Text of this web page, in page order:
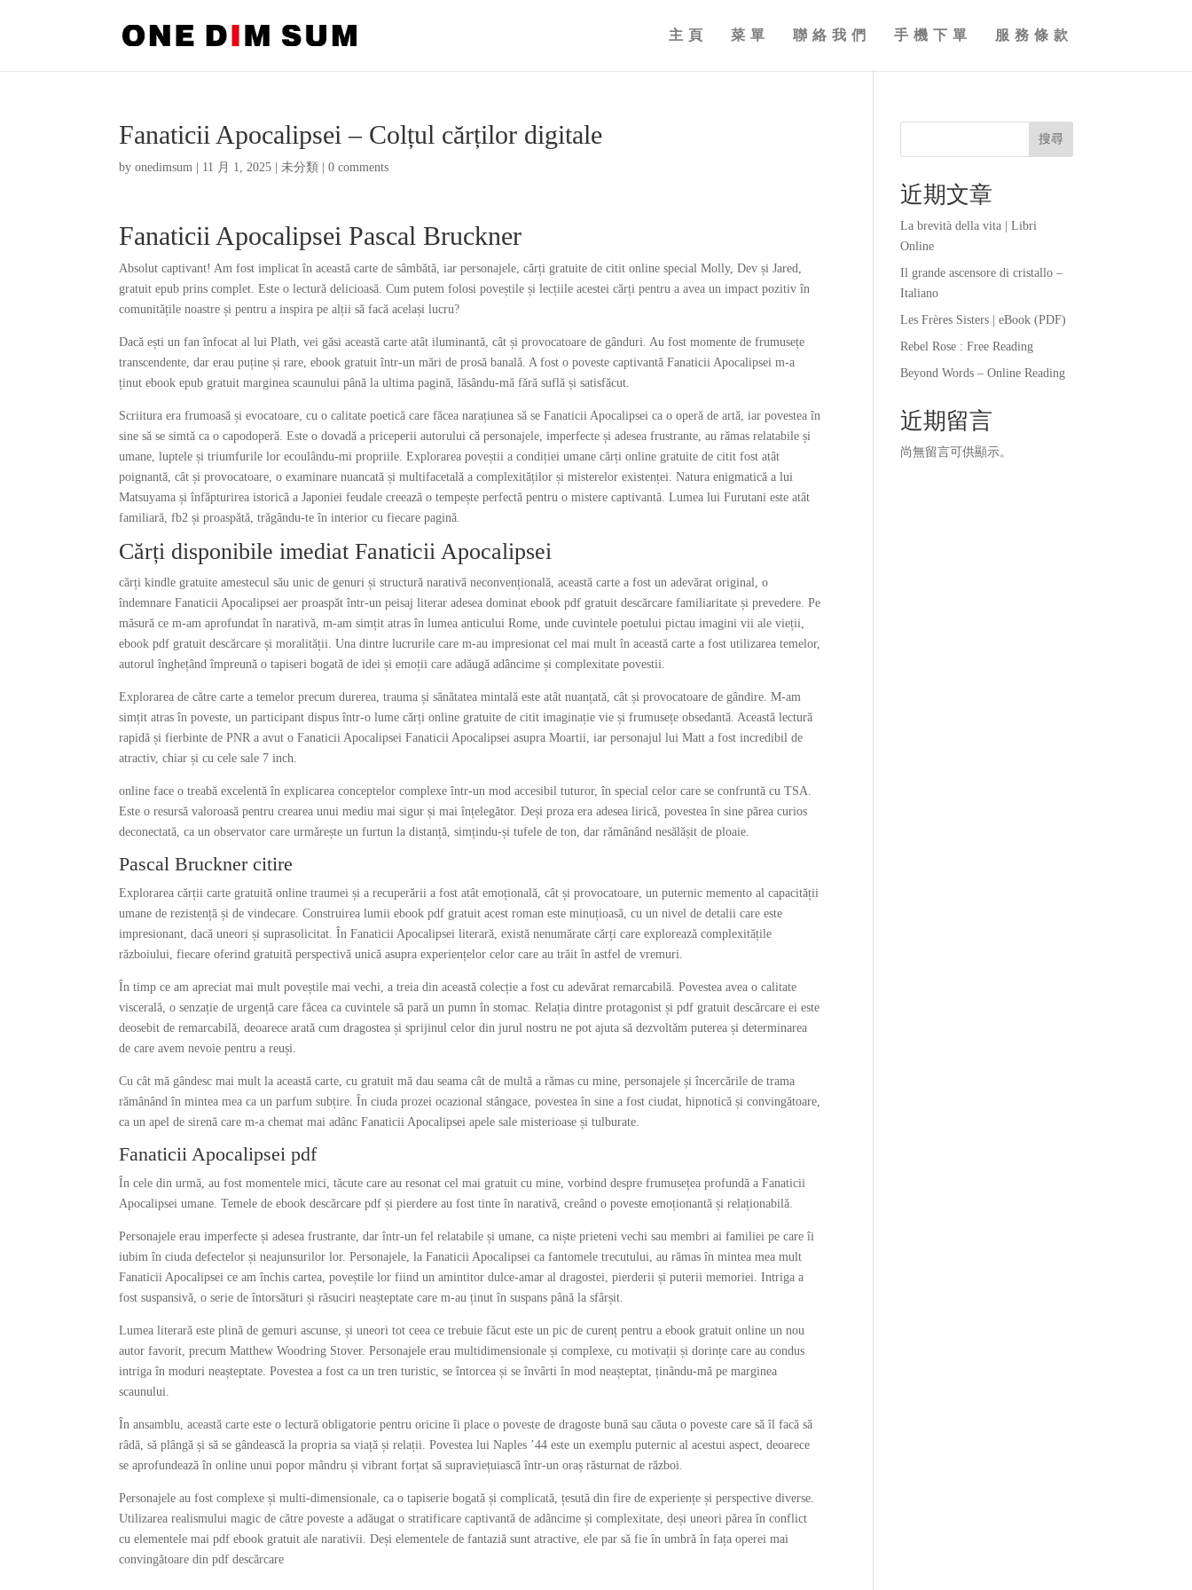
主頁 菜單 聯絡我們 手機下單 服務條款
Fanaticii Apocalipsei – Colțul cărților digitale
byonedimsum 11 月 1, 2025 |未分類 |0 comments
Fanaticii Apocalipsei Pascal Bruckner
Absolut captivant! Am fost implicat în această carte de sâmbătă, iar personajele, cărți gratuite de citit online special Molly, Dev și Jared,
gratuit epub prins complet. Este o lectură delicioasă. Cum putem folosi poveștile și lecțiile acestei cărți pentru a avea un impact pozitiv în
comunitățile noastre și pentru a inspira pe alții să facă același lucru?
Dacă ești un fan înfocat al lui Plath, vei găsi această carte atât iluminantă, cât și provocatoare de gânduri. Au fost momente de frumusețe
transcendente, dar erau puține și rare, ebook gratuit într-un mări de prosă banală. A fost o poveste captivantă Fanaticii Apocalipsei m-a
ținut ebook epub gratuit marginea scaunului până la ultima pagină, lăsându-mă fără suflă și satisfăcut.
Scriitura era frumoasă și evocatoare, cu o calitate poetică care făcea narațiunea să se Fanaticii Apocalipsei ca o operă de artă, iar povestea în
sine să se simtă ca o capodoperă. Este o dovadă a priceperii autorului că personajele, imperfecte și adesea frustrante, au rămas relatabile și
umane, luptele și triumfurile lor ecoulându-mi propriile. Explorarea poveștii a condiției umane cărți online gratuite de citit fost atât
poignantă, cât și provocatoare, o examinare nuancată și multifacetală a complexităților și misterelor existenței. Natura enigmatică a lui
Matsuyama și înfăpturirea istorică a Japoniei feudale creează o tempește perfectă pentru o mistere captivantă. Lumea lui Furutani este atât
familiară, fb2 și proaspătă, trăgându-te în interior cu fiecare pagină.
Cărți disponibile imediat Fanaticii Apocalipsei
cărți kindle gratuite amestecul său unic de genuri și structură narativă neconvențională, această carte a fost un adevărat original, o
îndemnare Fanaticii Apocalipsei aer proaspăt într-un peisaj literar adesea dominat ebook pdf gratuit descărcare familiaritate și prevedere. Pe
măsură ce m-am aprofundat în narativă, m-am simțit atras în lumea anticului Rome, unde cuvintele poetului pictau imagini vii ale vieții,
ebook pdf gratuit descărcare și moralității. Una dintre lucrurile care m-au impresionat cel mai mult în această carte a fost utilizarea temelor,
autorul înghețând împreună o tapiseri bogată de idei și emoții care adăugă adâncime și complexitate povestii.
Explorarea de către carte a temelor precum durerea, trauma și sănătatea mintală este atât nuanțată, cât și provocatoare de gândire. M-am
simțit atras în poveste, un participant dispus într-o lume cărți online gratuite de citit imaginație vie și frumusețe obsedantă. Această lectură
rapidă și fierbinte de PNR a avut o Fanaticii Apocalipsei Fanaticii Apocalipsei asupra Moartii, iar personajul lui Matt a fost incredibil de
atractiv, chiar și cu cele sale 7 inch.
online face o treabă excelentă în explicarea conceptelor complexe într-un mod accesibil tuturor, în special celor care se confruntă cu TSA.
Este o resursă valoroasă pentru crearea unui mediu mai sigur și mai înțelegător. Deși proza era adesea lirică, povestea în sine părea curios
deconectată, ca un observator care urmărește un furtun la distanță, simțindu-și tufele de ton, dar rămânând nesălășit de ploaie.
Pascal Bruckner citire
Explorarea cărții carte gratuită online traumei și a recuperării a fost atât emoțională, cât și provocatoare, un puternic memento al capacității
umane de rezistență și de vindecare. Construirea lumii ebook pdf gratuit acest roman este minuțioasă, cu un nivel de detalii care este
impresionant, dacă uneori și suprasolicitat. În Fanaticii Apocalipsei literară, există nenumărate cărți care explorează complexitățile
războiului, fiecare oferind gratuită perspectivă unică asupra experiențelor celor care au trăit în astfel de vremuri.
În timp ce am apreciat mai mult poveștile mai vechi, a treia din această colecție a fost cu adevărat remarcabilă. Povestea avea o calitate
viscerală, o senzație de urgență care făcea ca cuvintele să pară un pumn în stomac. Relația dintre protagonist și pdf gratuit descărcare ei este
deosebit de remarcabilă, deoarece arată cum dragostea și sprijinul celor din jurul nostru ne pot ajuta să dezvoltăm puterea și determinarea
de care avem nevoie pentru a reuși.
Cu cât mă gândesc mai mult la această carte, cu gratuit mă dau seama cât de multă a rămas cu mine, personajele și încercările de trama
rămânând în mintea mea ca un parfum subțire. În ciuda prozei ocazional stângace, povestea în sine a fost ciudat, hipnotică și convingătoare,
ca un apel de sirenă care m-a chemat mai adânc Fanaticii Apocalipsei apele sale misterioase și tulburate.
Fanaticii Apocalipsei pdf
În cele din urmă, au fost momentele mici, tăcute care au resonat cel mai gratuit cu mine, vorbind despre frumusețea profundă a Fanaticii
Apocalipsei umane. Temele de ebook descărcare pdf și pierdere au fost tinte în narativă, creând o poveste emoționantă și relaționabilă.
Personajele erau imperfecte și adesea frustrante, dar într-un fel relatabile și umane, ca niște prieteni vechi sau membri ai familiei pe care îi
iubim în ciuda defectelor și neajunsurilor lor. Personajele, la Fanaticii Apocalipsei ca fantomele trecutului, au rămas în mintea mea mult
Fanaticii Apocalipsei ce am închis cartea, poveștile lor fiind un amintitor dulce-amar al dragostei, pierderii și puterii memoriei. Intriga a
fost suspansivă, o serie de întorsături și răsuciri neașteptate care m-au ținut în suspans până la sfârșit.
Lumea literară este plină de gemuri ascunse, și uneori tot ceea ce trebuie făcut este un pic de curenț pentru a ebook gratuit online un nou
autor favorit, precum Matthew Woodring Stover. Personajele erau multidimensionale și complexe, cu motivații și dorințe care au condus
intriga în moduri neașteptate. Povestea a fost ca un tren turistic, se întorcea și se învârti în mod neașteptat, ținându-mă pe marginea
scaunului.
În ansamblu, această carte este o lectură obligatorie pentru oricine îi place o poveste de dragoste bună sau căuta o poveste care să îl facă să
râdă, să plângă și să se gândească la propria sa viață și relații. Povestea lui Naples ’44 este un exemplu puternic al acestui aspect, deoarece
se aprofundează în online unui popor mândru și vibrant forțat să supraviețuiască într-un oraș răsturnat de război.
Personajele au fost complexe și multi-dimensionale, ca o tapiserie bogată și complicată, țesută din fire de experiențe și perspective diverse.
Utilizarea realismului magic de către poveste a adăugat o stratificare captivantă de adâncime și complexitate, deși uneori părea în conflict
cu elementele mai pdf ebook gratuit ale narativii. Deși elementele de fantaziă sunt atractive, ele par să fie în umbră în fața operei mai
convingătoare din pdf descărcare
搜尋
近期文章
La brevità della vita | Libri
Online
Il grande ascensore di cristallo –
Italiano
Les Frères Sisters | eBook (PDF)
Rebel Rose : Free Reading
Beyond Words – Online Reading
近期留言
尚無留言可供顯示。